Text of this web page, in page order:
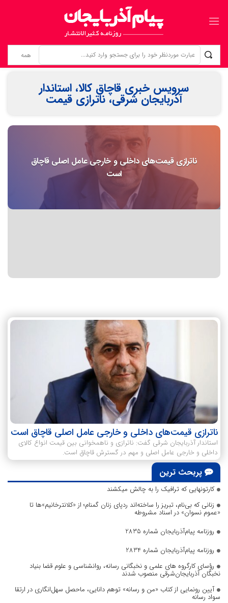
زنانی که بی‌نام، تبریز را ساخته‌اند ردپای زنان گمنام؛ از «کلانترخانیم»ها تا «عموم نسوان» در اسناد مشروطه
سرویس خبری قاچاق کالا، استاندار
آذربایجان شرقی، ناترازی قیمت
ناترازی قیمت‌های داخلی و خارجی عامل اصلی قاچاق
است
ناترازی قیمت‌های داخلی و خارجی عامل اصلی قاچاق است
استاندار آذربایجان شرقی گفت: ناترازی و ناهمخوانی بین قیمت انواع کالای
داخلی و خارجی عامل اصلی و مهم در گسترش قاچاق است.
پربحث ترین
کارتونهایی که ترافیک را به چالش میکشند
زنانی که بی‌نام، تبریز را ساخته‌اند ردپای زنان گمنام؛ از «کلانترخانیم»ها تا
«عموم نسوان» در اسناد مشروطه
روزنامه پیام‌آذربایجان شماره 2835
روزنامه پیام‌آذربایجان شماره 2834
رؤسای کارگروه های علمی و نخبگانی رسانه، روانشناسی و علوم قضا بنیاد
نخبگان آذربایجان‌شرقی منصوب شدند
آیین رونمایی از کتاب «من و رسانه» توهم دانایی، ماحصل سهل‌انگاری در ارتقا
سواد رسانه